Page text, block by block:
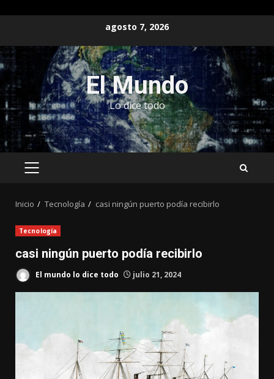
contenido
agosto 7, 2026
El Mundo
Lo dice todo
MENÚ
Inicio Tecnología casi ningún puerto podía recibirlo
Tecnología
casi ningún puerto podía recibirlo
El mundo lo dice todo julio 21, 2024